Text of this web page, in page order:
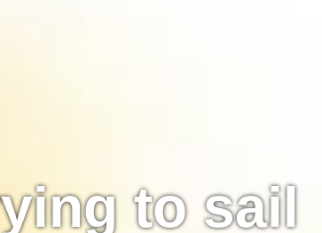
to sail